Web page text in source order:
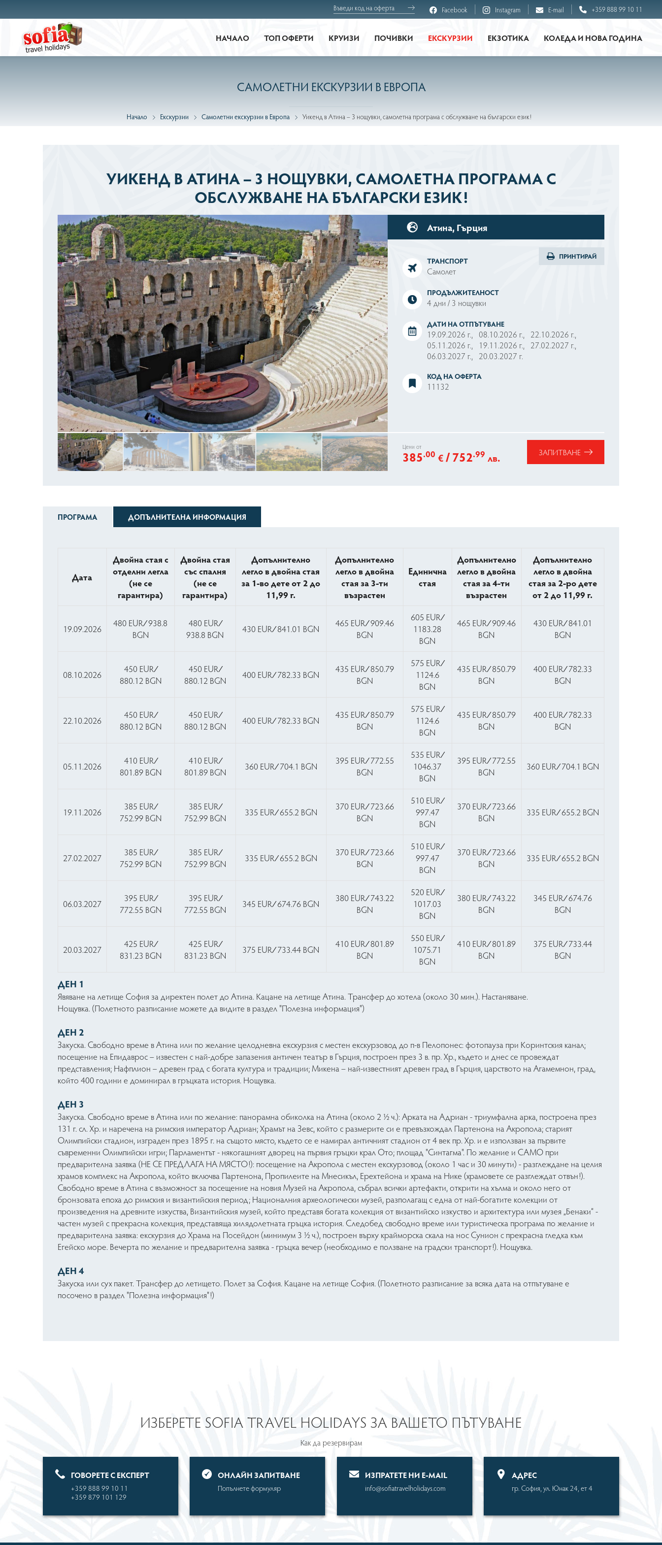
Facebook Instagram E-mail +359 888 99 10 11
НАЧАЛО ТОП ОФЕРТИ КРУИЗИ ПОЧИВКИ ЕКСКУРЗИИ ЕКЗОТИКА КОЛЕДА И НОВА ГОДИНА
САМОЛЕТНИ ЕКСКУРЗИИ В ЕВРОПА
Начало Екскурзии Самолетни екскурзии в Европа Уикенд в Атина – 3 нощувки, самолетна програма с обслужване на български език!
УИКЕНД В АТИНА – 3 НОЩУВКИ, САМОЛЕТНА ПРОГРАМА С
ОБСЛУЖВАНЕ НА БЪЛГАРСКИ ЕЗИК!
Атина, Гърция
ПРИНТИРАЙ
ТРАНСПОРТ
Самолет
ПРОДЪЛЖИТЕЛНОСТ
4 дни / 3 нощувки
ДАТИ НА ОТПЪТУВАНЕ
19.09.2026 г.,08.10.2026 г., 22.10.2026 г.,
05.11.2026 г., 19.11.2026 г., 27.02.2027 г.,
06.03.2027 г., 20.03.2027 г.
КОД НА ОФЕРТА
11132
Цени от
385.00 €/752.99 лв. ЗАПИТВАНЕ
ПРОГРАМА ДОПЪЛНИТЕЛНА ИНФОРМАЦИЯ
Дата
Двойна стая с
отделни легла
(не се
гарантира)
Двойна стая
със спалня
(не се
гарантира)
Допълнително
легло в двойна стая
за 1-во дете от 2 до
11,99 г.
Допълнително
легло в двойна
стая за 3-ти
възрастен
Единична
стая
Допълнително
легло в двойна
стая за 4-ти
възрастен
Допълнително
легло в двойна
стая за 2-ро дете
от 2 до 11,99 г.
19.09.2026
480 EUR ∕ 938.8
BGN
480 EUR ∕
938.8 BGN
430 EUR ∕ 841.01 BGN
465 EUR ∕ 909.46
BGN
605 EUR ∕
1183.28
BGN
465 EUR ∕ 909.46
BGN
430 EUR ∕ 841.01
BGN
08.10.2026
450 EUR ∕
880.12 BGN
450 EUR ∕
880.12 BGN
400 EUR ∕ 782.33 BGN
435 EUR ∕ 850.79
BGN
575 EUR ∕
1124.6
BGN
435 EUR ∕ 850.79
BGN
400 EUR ∕ 782.33
BGN
22.10.2026
450 EUR ∕
880.12 BGN
450 EUR ∕
880.12 BGN
400 EUR ∕ 782.33 BGN
435 EUR ∕ 850.79
BGN
575 EUR ∕
1124.6
BGN
435 EUR ∕ 850.79
BGN
400 EUR ∕ 782.33
BGN
05.11.2026
410 EUR ∕
801.89 BGN
410 EUR ∕
801.89 BGN
360 EUR ∕ 704.1 BGN
395 EUR ∕ 772.55
BGN
535 EUR ∕
1046.37
BGN
395 EUR ∕ 772.55
BGN
360 EUR ∕ 704.1 BGN
19.11.2026
385 EUR ∕
752.99 BGN
385 EUR ∕
752.99 BGN
335 EUR ∕ 655.2 BGN
370 EUR ∕ 723.66
BGN
510 EUR ∕
997.47
BGN
370 EUR ∕ 723.66
BGN
335 EUR ∕ 655.2 BGN
27.02.2027
385 EUR ∕
752.99 BGN
385 EUR ∕
752.99 BGN
335 EUR ∕ 655.2 BGN
370 EUR ∕ 723.66
BGN
510 EUR ∕
997.47
BGN
370 EUR ∕ 723.66
BGN
335 EUR ∕ 655.2 BGN
06.03.2027
395 EUR ∕
772.55 BGN
395 EUR ∕
772.55 BGN
345 EUR ∕ 674.76 BGN
380 EUR ∕ 743.22
BGN
520 EUR ∕
1017.03
BGN
380 EUR ∕ 743.22
BGN
345 EUR ∕ 674.76
BGN
20.03.2027
425 EUR ∕
831.23 BGN
425 EUR ∕
831.23 BGN
375 EUR ∕ 733.44 BGN
410 EUR ∕ 801.89
BGN
550 EUR ∕
1075.71
BGN
410 EUR ∕ 801.89
BGN
375 EUR ∕ 733.44
BGN
ДЕН 1
Явяване на летище София за директен полет до Атина. Кацане на летище Атина. Трансфер до хотела (около 30 мин.). Настаняване.
Нощувка. (Полетното разписание можете да видите в раздел "Полезна информация")
ДЕН 2
Закуска. Свободно време в Атина или по желание целодневна екскурзия с местен екскурзовод до п-в Пелопонес: фотопауза при Коринтския канал;
посещение на Епидаврос – известен с най-добре запазения античен театър в Гърция, построен през 3 в. пр. Хр., където и днес се провеждат
представления; Нафплион – древен град с богата култура и традиции; Микена – най-известният древен град в Гърция, царството на Агамемнон, град,
който 400 години е доминирал в гръцката история. Нощувка.
ДЕН 3
Закуска. Свободно време в Атина или по желание: панорамна обиколка на Атина (около 2 ½ ч.): Арката на Адриан - триумфална aрка, построена през
131 г. сл. Хр. и наречена на римския император Адриан; Храмът на Зевс, който с размерите си е превъзхождал Партенона на Акропола; старият
Олимпийски стадион, изграден през 1895 г. на същото място, където се е намирал античният стадион от 4 век пр. Хр. и е използван за първите
съвременни Олимпийски игри; Парламентът - някогашният дворец на първия гръцки крал Ото; площад "Синтагма". По желание и САМО при
предварителна заявка (НЕ СЕ ПРЕДЛАГА НА МЯСТО!): посещение на Акропола с местен екскурзовод (около 1 час и 30 минути) - разглеждане на целия
храмов комплекс на Акропола, който включва Партенона, Пропилеите на Мнесикъл, Ерехтейона и храма на Нике (храмовете се разглеждат отвън!).
Свободно време в Атина с възможност за посещение на новия Музей на Акропола, събрал всички артефакти, открити на хълма и около него от
бронзовата епоха до римския и византийския период; Националния археологически музей, разполагащ с една от най-богатите колекции от
произведения на древните изкуства, Византийския музей, който представя богата колекция от византийско изкуство и архитектура или музея „Бенаки” -
частен музей с прекрасна колекция, представяща хилядолетната гръцка история. Следобед свободно време или туристическа програма по желание и
предварителна заявка: екскурзия до Храма на Посейдон (минимум 3 ½ ч.), построен върху крайморска скала на нос Сунион с прекрасна гледка към
Егейско море. Вечерта по желание и предварителна заявка - гръцка вечер (необходимо е ползване на градски транспорт!). Нощувка.
ДЕН 4
Закуска или сух пакет. Трансфер до летището. Полет за София. Кацане на летище София. (Полетното разписание за всяка дата на отпътуване е
посочено в раздел "Полезна информация"!)
ИЗБЕРЕТЕ SOFIA TRAVEL HOLIDAYS ЗА ВАШЕТО ПЪТУВАНЕ
Как да резервирам
ГОВОРЕТЕ С ЕКСПЕРТ
+359 888 99 10 11
+359 879 101 129
OНЛАЙН ЗАПИТВАНЕ
Попълнете формуляр
ИЗПРАТЕТЕ НИ Е-MAIL
info@sofiatravelholidays.com
АДРЕС
гр. София, ул. Юнак 24, ет 4